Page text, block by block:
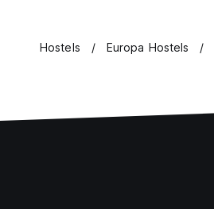
Hostels Europa Hostels